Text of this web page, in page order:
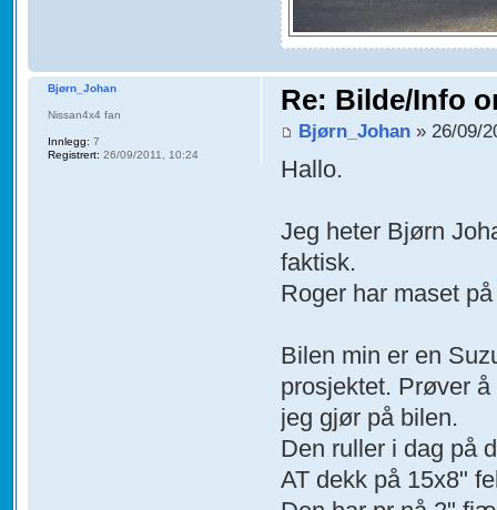
Re: Bilde/Info
Bjørn_Johan » 26/09/
Hallo.
Jeg heter Bjørn
faktisk.
Roger har maset
Bilen min er en
prosjektet. Prøver
jeg gjør på bilen.
Den ruller i dag på
AT dekk på 15x8"
Bjørn_Johan
Nissan4x4 fan
Innlegg: 7
Registrert: 26/09/2011, 10:24